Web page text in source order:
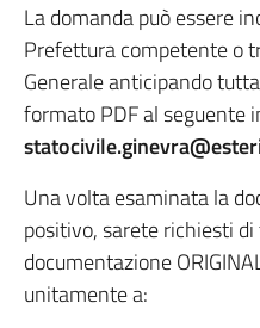
La domanda può essere
Prefettura competente o
Generale anticipando
formato PDF al seguente
Una volta esaminata la
positivo, sarete richiesti
documentazione
unitamente a: